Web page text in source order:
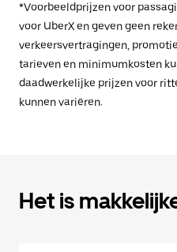
*Voorbeeldprijzen voor
voor UberX en geven geen
verkeersvertragingen,
tarieven en minimumkosten
daadwerkelijke prijzen voor
kunnen variëren.
Het is